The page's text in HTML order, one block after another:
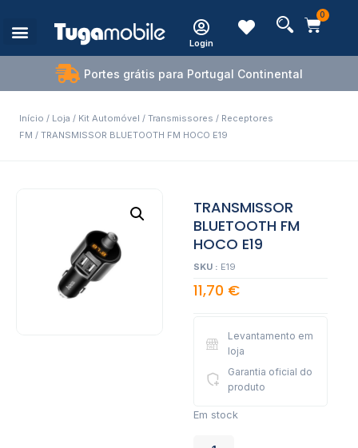
Login
0
Portes grátis para Portugal Continental
Início / Loja / Kit Automóvel / Transmissores / Receptores
FM / TRANSMISSOR BLUETOOTH FM HOCO E19
TRANSMISSOR
BLUETOOTH FM
HOCO E19
SKU : E19
11,70 €
Levantamento em
loja
Garantia oficial do
produto
Em stock